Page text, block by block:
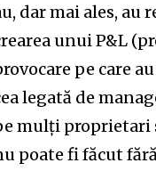
our
the
simply enter
button
spam your inbox.
dar mai ales,
unui P&L
pe care
legată de
mulți proprietari
poate fi făcut